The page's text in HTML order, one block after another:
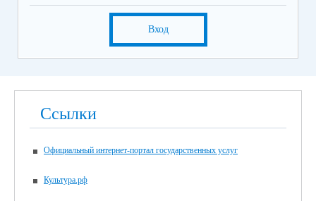
Вход
Ссылки
Официальный интернет-портал государственных услуг
Культура.рф